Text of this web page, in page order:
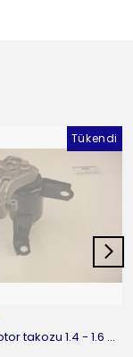
Tükendi
B-max motor takozu 1.4 - 1.6 benzinli 2012-2016 ORJİNAL